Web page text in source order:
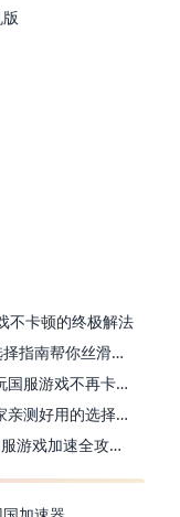
不卡顿的终极解法
海外党打枪神纪卡成PPT？这篇加速器选择指南帮你丝滑上分
美国打我的起源加速器下载指南：海外玩国服游戏不再卡的终极方案
江南百景图国外加速器有哪些？海外玩家亲测好用的选择与避坑指南
去国外能打王国保卫战4吗？海外玩家国服游戏加速全攻略（附公主连结幻想江湖实测）